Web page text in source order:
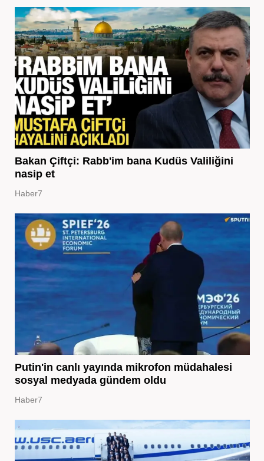
Bakan Çiftçi: Rabb'im bana Kudüs Valiliğini
nasip et
Haber7
Putin'in canlı yayında mikrofon müdahalesi
sosyal medyada gündem oldu
Haber7